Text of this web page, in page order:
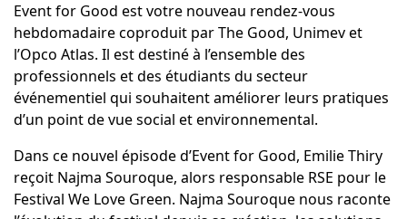
Event for Good est votre nouveau rendez-vous
hebdomadaire coproduit par The Good, Unimev et
l’Opco Atlas. Il est destiné à l’ensemble des
professionnels et des étudiants du secteur
événementiel qui souhaitent améliorer leurs pratiques
d’un point de vue social et environnemental.
Dans ce nouvel épisode d’Event for Good, Emilie Thiry
reçoit Najma Souroque, alors responsable RSE pour le
Festival We Love Green. Najma Souroque nous raconte